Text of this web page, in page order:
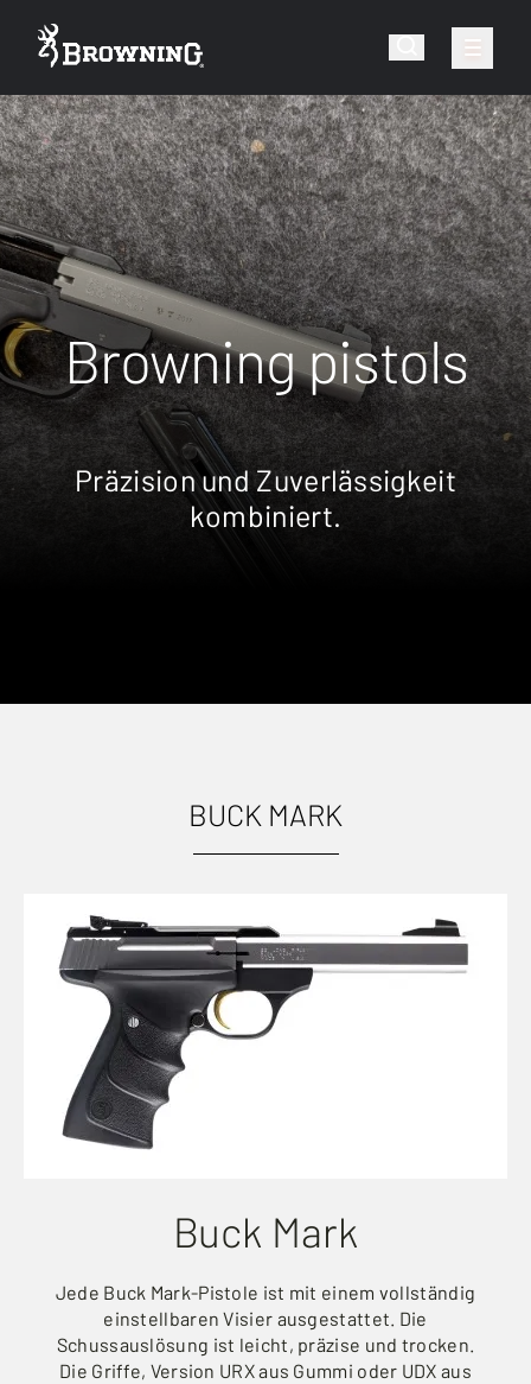
Browning pistols
Präzision und Zuverlässigkeit
kombiniert.
BUCK MARK
Buck Mark
Jede Buck Mark-Pistole ist mit einem vollständig
einstellbaren Visier ausgestattet. Die
Schussauslösung ist leicht, präzise und trocken.
Die Griffe, Version URX aus Gummi oder UDX aus